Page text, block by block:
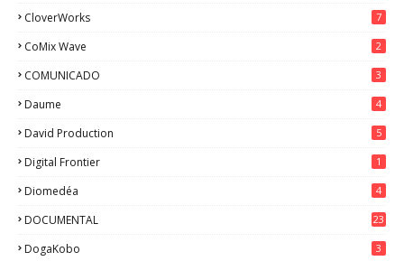
CloverWorks 7
CoMix Wave 2
COMUNICADO 3
Daume 4
David Production 5
Digital Frontier 1
Diomedéa 4
DOCUMENTAL 23
DogaKobo 3